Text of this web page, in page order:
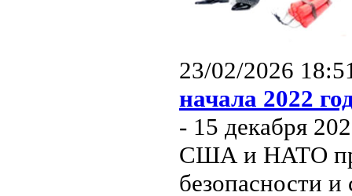
23/02/2026
начала 2022
- 15 декабря
США и НАТО
безопасности